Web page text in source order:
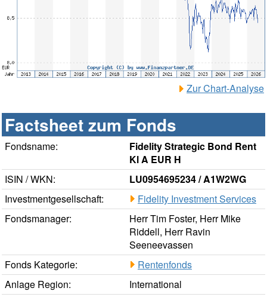
Zur Chart-Analyse
Factsheet zum Fonds
Fondsname:
Fidelity Strategic Bond Rent
Kl A EUR H
ISIN / WKN:
LU0954695234 / A1W2WG
Investmentgesellschaft:
Fidelity Investment Services
Fondsmanager:
Herr Tim Foster, Herr Mike
Riddell, Herr Ravin
Seeneevassen
Fonds Kategorie:
Rentenfonds
Anlage Region:
International